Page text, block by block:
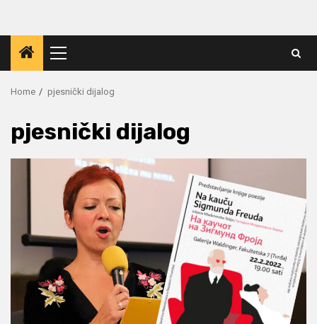
Primary
Menu
Home pjesnički dijalog
pjesnički dijalog